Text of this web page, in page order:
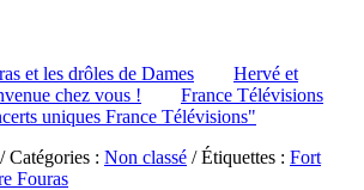
et les drôles de Dames
Hervé et
chez vous !
France Télévisions
uniques France Télévisions"
Catégories : Non classé / Étiquettes : Fort
Fouras